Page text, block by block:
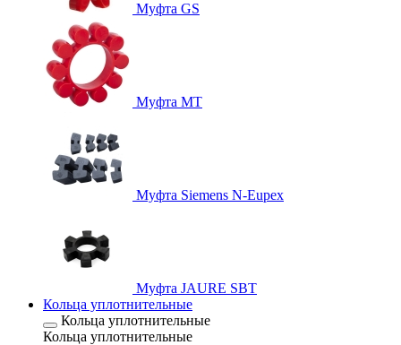
Муфта GS
Муфта MT
Муфта Siemens N-Eupex
Муфта JAURE SBT
Кольца уплотнительные
Кольца уплотнительные
Кольца уплотнительные